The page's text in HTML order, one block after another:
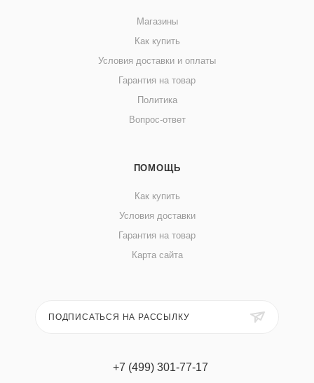
Магазины
Как купить
Условия доставки и оплаты
Гарантия на товар
Политика
Вопрос-ответ
ПОМОЩЬ
Как купить
Условия доставки
Гарантия на товар
Карта сайта
ПОДПИСАТЬСЯ НА РАССЫЛКУ
+7 (499) 301-77-17